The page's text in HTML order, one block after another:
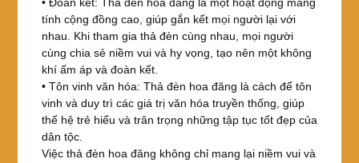
• Đoàn kết: Thả đèn hoa đăng là một hoạt động mang
tính cộng đồng cao, giúp gắn kết mọi người lại với
nhau. Khi tham gia thả đèn cùng nhau, mọi người
cùng chia sẻ niềm vui và hy vọng, tạo nên một không
khí ấm áp và đoàn kết.
• Tôn vinh văn hóa: Thả đèn hoa đăng là cách để tôn
vinh và duy trì các giá trị văn hóa truyền thống, giúp
thế hệ trẻ hiểu và trân trọng những tập tục tốt đẹp của
dân tộc.
Việc thả đèn hoa đăng không chỉ mang lại niềm vui và